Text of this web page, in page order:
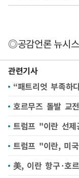
◎공감언론 뉴시스
관련기사
트럼프 "이란, 미
美, 이란 항구·호